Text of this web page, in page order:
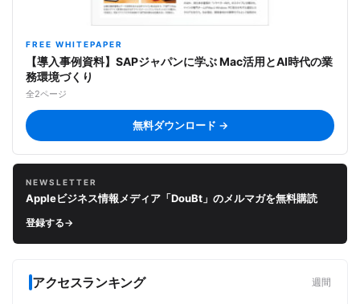
FREE WHITEPAPER
【導入事例資料】SAPジャパンに学ぶ Mac活用とAI時代の業
務環境づくり
全2ページ
無料ダウンロード →
NEWSLETTER
Appleビジネス情報メディア「DouBt」のメルマガを無料購読
登録する→
アクセスランキング 週間